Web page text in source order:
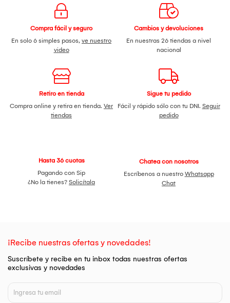
Compra fácil y seguro
En solo 6 simples pasos, ve nuestro
video
Cambios y devoluciones
En nuestras 26 tiendas a nivel
nacional
Retiro en tienda
Compra online y retira en tienda. Ver
tiendas
Sigue tu pedido
Fácil y rápido sólo con tu DNI. Seguir
pedido
Hasta 36 cuotas
Pagando con Sip
¿No la tienes? Solicítala
Chatea con nosotros
Escríbenos a nuestro Whatsapp
Chat
¡Recibe nuestras ofertas y novedades!
Suscríbete y recibe en tu inbox todas nuestras ofertas
exclusivas y novedades